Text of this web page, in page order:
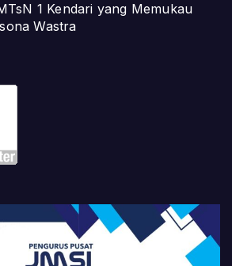
1 Kendari yang Memukau
Wastra